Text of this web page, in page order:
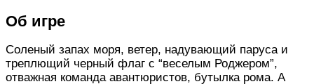
Об игре
Соленый запах моря, ветер, надувающий паруса и
треплющий черный флаг с “веселым Роджером”,
отважная команда авантюристов, бутылка рома. А